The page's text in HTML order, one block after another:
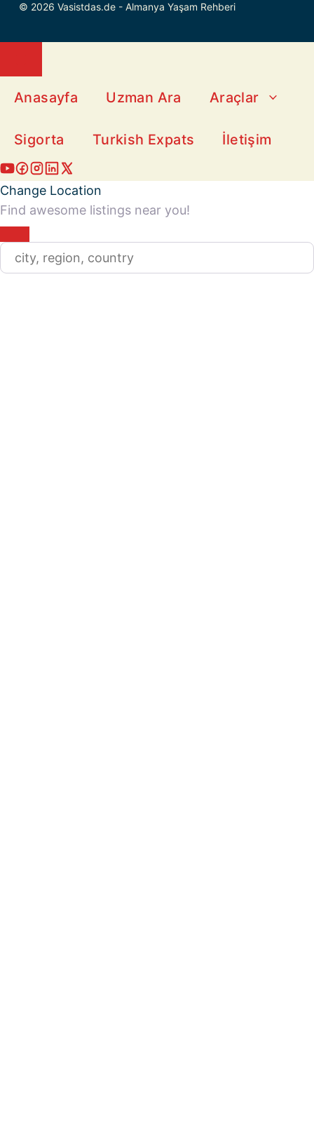
© 2026 Vasistdas.de - Almanya Yaşam Rehberi
Close
Anasayfa Uzman Ara Araçlar
Sigorta Turkish Expats İletişim
Change Location
Find awesome listings near you!
Change Location